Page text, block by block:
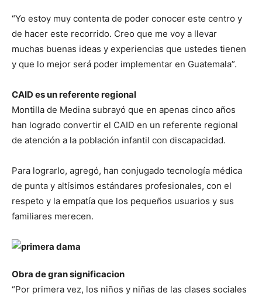
“Yo estoy muy contenta de poder conocer este centro y
de hacer este recorrido. Creo que me voy a llevar
muchas buenas ideas y experiencias que ustedes tienen
y que lo mejor será poder implementar en Guatemala”.
CAID es un referente regional
Montilla de Medina subrayó que en apenas cinco años
han logrado convertir el CAID en un referente regional
de atención a la población infantil con discapacidad.
Para lograrlo, agregó, han conjugado tecnología médica
de punta y altísimos estándares profesionales, con el
respeto y la empatía que los pequeños usuarios y sus
familiares merecen.
Obra de gran significacion
“Por primera vez, los niños y niñas de las clases sociales